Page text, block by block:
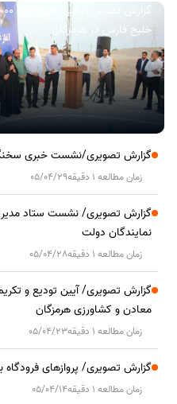
خلیج فارس در هرمزگان
گزارش تصویری/نشست خبری
زمان مطالعه 1 دقیقه 05/04/29
گزارش تصویری/ نشست ستاد
نمایندگان دولت
زمان مطالعه 1 دقیقه 05/04/28
گزارش تصویری/ آیین تودیع و تکریم
معادن و کشاورزی هرمزگان
زمان مطالعه 1 دقیقه 05/04/23
گزارش تصویری/ پروازهای
زمان مطالعه 1 دقیقه 05/04/14